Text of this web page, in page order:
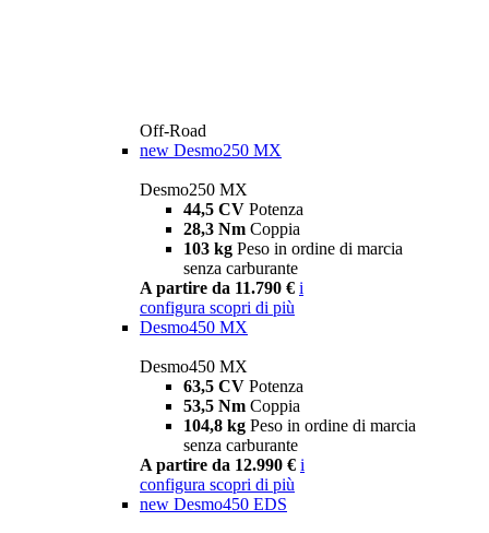
Off-Road
new Desmo250 MX
Desmo250 MX
44,5 CV Potenza
28,3 Nm Coppia
103 kg Peso in ordine di marcia
senza carburante
A partire da 11.790 € i
configura scopri di più
Desmo450 MX
Desmo450 MX
63,5 CV Potenza
53,5 Nm Coppia
104,8 kg Peso in ordine di marcia
senza carburante
A partire da 12.990 € i
configura scopri di più
new Desmo450 EDS